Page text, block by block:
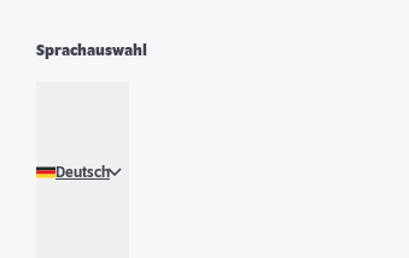
Sprachauswahl
Deutsch